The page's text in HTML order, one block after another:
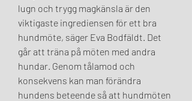
lugn och trygg magkänsla är den
viktigaste ingrediensen för ett bra
hundmöte, säger Eva Bodfäldt. Det
går att träna på möten med andra
hundar. Genom tålamod och
konsekvens kan man förändra
hundens beteende så att hundmöten